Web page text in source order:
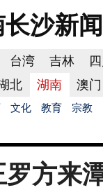
沙新闻
台湾 吉林 四
北 湖南 澳门
文化 教育 宗教
方来